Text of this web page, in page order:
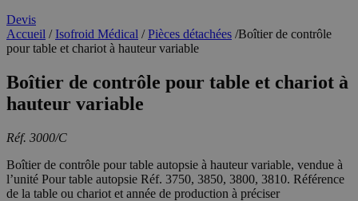
Devis
Accueil /Isofroid Médical /Pièces détachées /Boîtier de contrôle
pour table et chariot à hauteur variable
Boîtier de contrôle pour table et chariot à
hauteur variable
Réf. 3000/C
Boîtier de contrôle pour table autopsie à hauteur variable, vendue à
l’unité Pour table autopsie Réf. 3750, 3850, 3800, 3810. Référence
de la table ou chariot et année de production à préciser